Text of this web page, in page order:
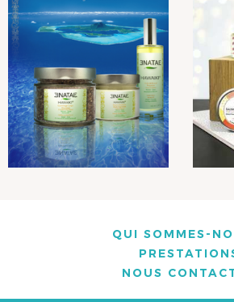
QUI SOMMES-
NOUS